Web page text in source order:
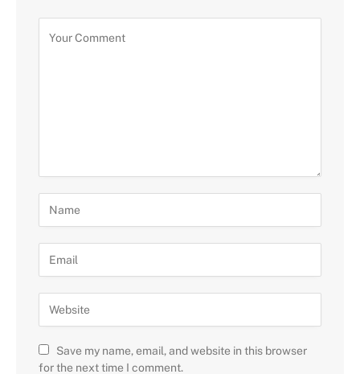
Save my name, email, and website in this browser
for the next time I comment.